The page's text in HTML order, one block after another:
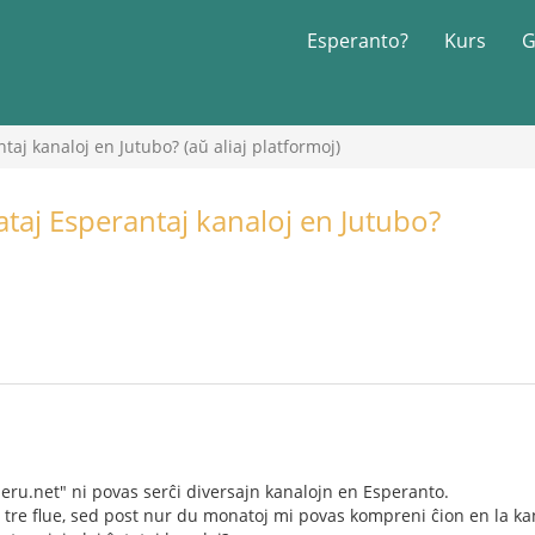
Esperanto? Kurs
kanaloj en Jutubo? (aŭ aliaj platformoj)
Esperantaj kanaloj en Jutubo?
ni povas serĉi diversajn kanalojn en Esperanto.
flue, sed post nur du monatoj mi povas kompreni ĉion en la